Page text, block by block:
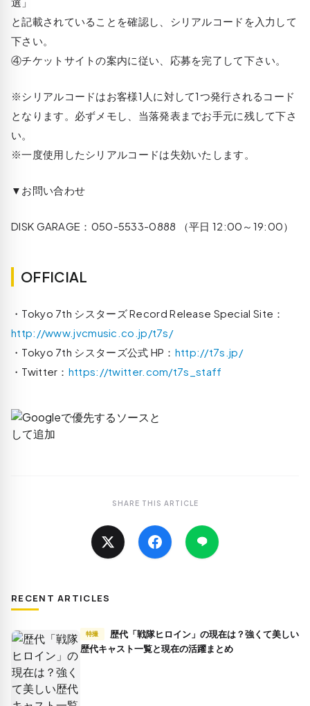
と記載されていることを確認し、シリアルコードを入力して
下さい。
④チケットサイトの案内に従い、応募を完了して下さい。
※シリアルコードはお客様1人に対して1つ発行されるコード
となります。必ずメモし、当落発表までお手元に残して下さ
い。
※一度使用したシリアルコードは失効いたします。
▼お問い合わせ
DISK GARAGE：050-5533-0888 （平日 12:00～19:00）
OFFICIAL
・Tokyo 7th シスターズ Record Release Special Site：
http://www.jvcmusic.co.jp/t7s/
・Tokyo 7th シスターズ公式 HP： http://t7s.jp/
・Twitter： https://twitter.com/t7s_staff
SHARE THIS ARTICLE
RECENT ARTICLES
特撮
歴代キャスト一覧と現在の活躍まとめ